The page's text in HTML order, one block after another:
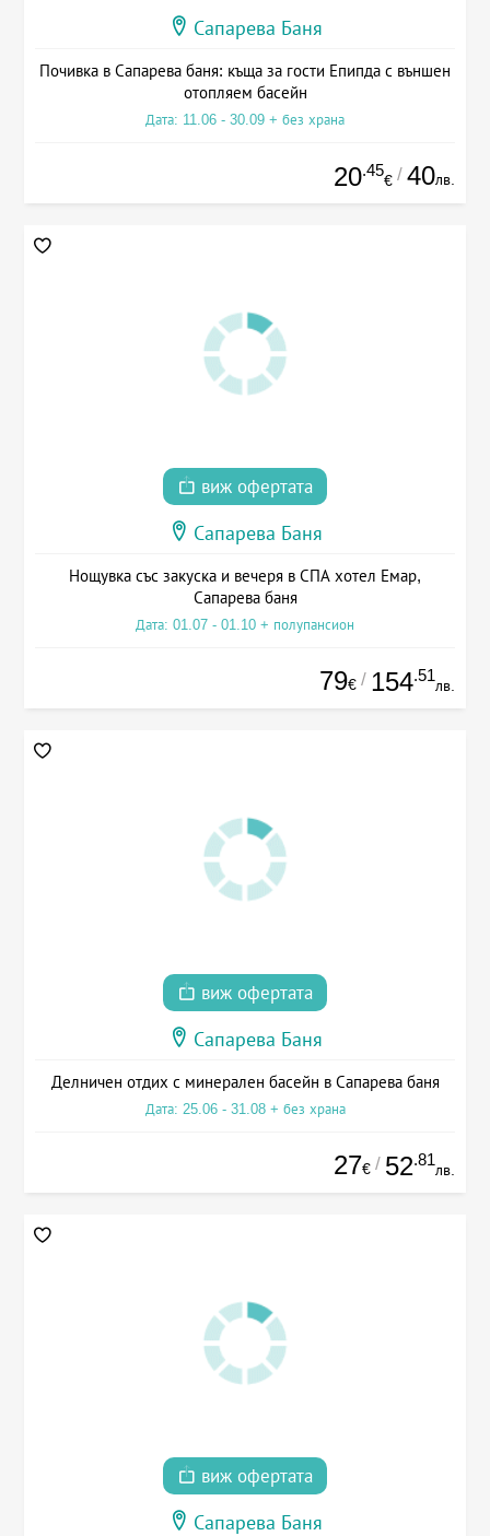
Сапарева Баня
Почивка в Сапарева баня: къща за гости Епипда с външен
отопляем басейн
Дата: 11.06 - 30.09 + без храна
20.45
€ / 40лв.
виж офертата
Сапарева Баня
Нощувка със закуска и вечеря в СПА хотел Емар,
Сапарева баня
Дата: 01.07 - 01.10 + полупансион
79€ / 154.51
лв.
виж офертата
Сапарева Баня
Делничен отдих с минерален басейн в Сапарева баня
Дата: 25.06 - 31.08 + без храна
27€ / 52.81
лв.
виж офертата
Сапарева Баня